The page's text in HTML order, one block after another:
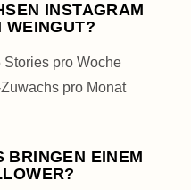
INSTAGRAM
WEINGUT?
Stories pro Woche
pro Monat
BRINGEN EINEM